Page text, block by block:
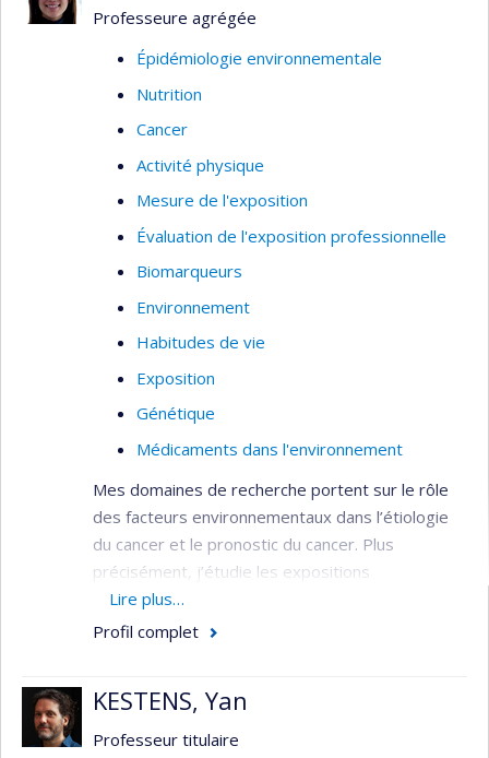
novatrices incluant l’analyse multi-niveaux,
et l’échantillonnage des expériences.
caractéristiques des quartiers peuvent influencer
les habitudes de vie, quels aspects des
voisinages peuvent devenir des cibles
d’interventions de santé publique et comment
ces interventions de santé publique peuvent
changer les voisinages pour le mieux.
Professeure agrégée
Épidémiologie environnementale
Nutrition
Cancer
Activité physique
Mesure de l'exposition
Évaluation de l'exposition professionnelle
Biomarqueurs
Environnement
Habitudes de vie
Exposition
Génétique
Médicaments dans l'environnement
Mes domaines de recherche portent sur le rôle
des facteurs environnementaux dans l’étiologie
du cancer et le pronostic du cancer. Plus
précisément, j’étudie les expositions
environnementales coutumières qui peuvent être
modifiées afin de prévenir l’apparition du cancer.
hétérocycliques (AHA), et hydrocarbures
aromatiques polycycliques (HAP)), les habitudes
Lire plus…
Profil complet
KESTENS, Yan
Professeur titulaire